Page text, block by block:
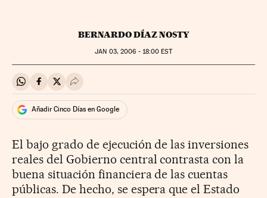
BERNARDO DÍAZ NOSTY
JAN 03, 2006 - 18:00 EST
Compartir en Whatsapp
Compartir en Facebook
Compartir en Twitter
Desplegar Redes Sociales
Añadir Cinco Días en Google
El bajo grado de ejecución de las inversiones
reales del Gobierno central contrasta con la
buena situación financiera de las cuentas
públicas. De hecho, se espera que el Estado